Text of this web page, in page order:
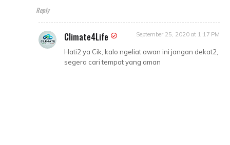
Reply
Climate4Life September 25, 2020 at 1:17 PM
Hati2 ya Cik, kalo ngeliat awan ini jangan dekat2,
segera cari tempat yang aman